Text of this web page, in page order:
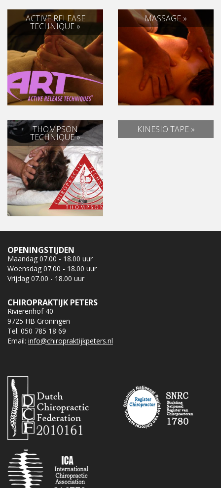
ACTIVE RELEASE
TECHNIQUE »
MASSAGE »
THOMPSON
TECHNIQUE »
KINESIO TAPE »
OPENINGSTIJDEN
Maandag 07.00 - 18.00 uur
Woensdag 07.00 - 18.00 uur
Vrijdag 07.00 - 18.00 uur
CHIROPRAKTIJK PETERS
Rivierenhof 40
9725 HB Groningen
Tel: 050 785 18 69
Email: info@chiropraktijkpeters.nl